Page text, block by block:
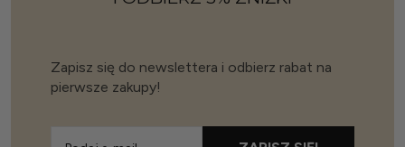
Zapisz się do newslettera i odbierz rabat na
pierwsze zakupy!